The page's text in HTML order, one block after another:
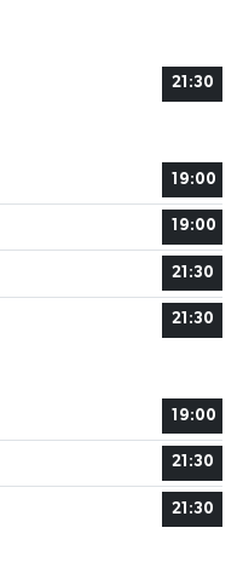
21:30
19:00
19:00
21:30
21:30
19:00
21:30
21:30